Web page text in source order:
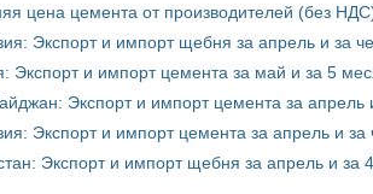
цена цемента от производителей (без
Экспорт и импорт щебня за апрель и за
Экспорт и импорт цемента за май и за 5
Экспорт и импорт цемента за
Экспорт и импорт цемента за апрель и
Экспорт и импорт щебня за апрель и за